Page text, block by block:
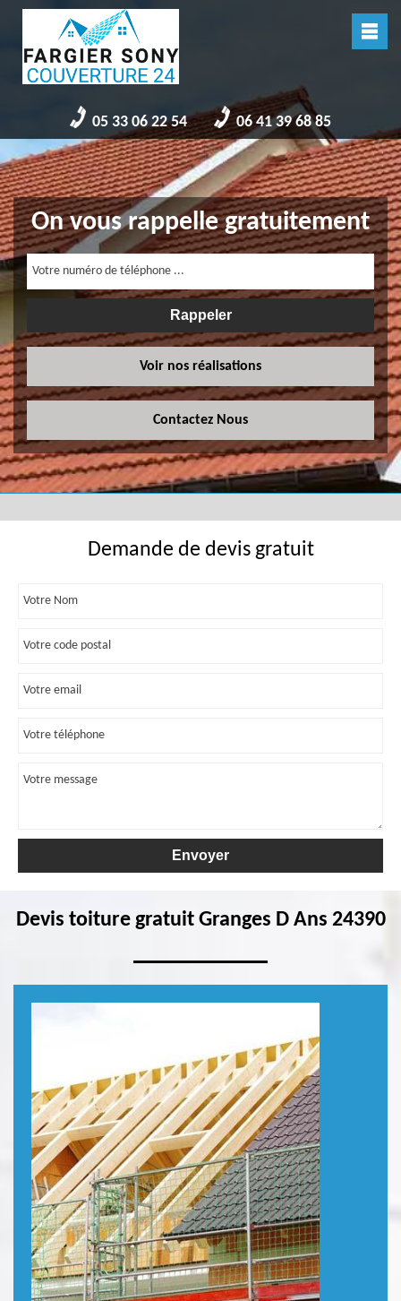
05 33 06 22 54 06 41 39 68 85
On vous rappelle gratuitement
Voir nos réalisations
Contactez Nous
Demande de devis gratuit
Devis toiture gratuit Granges D Ans 24390